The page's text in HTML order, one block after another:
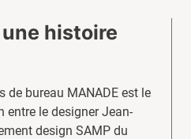
histoire
de bureau MANADE est le
entre le designer Jean-
design SAMP du